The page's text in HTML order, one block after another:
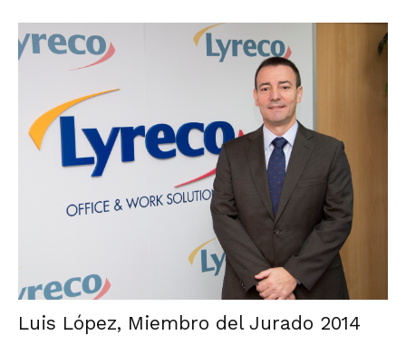
Luis López, Miembro del Jurado 2014